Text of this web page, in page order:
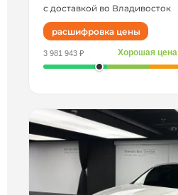
с доставкой во Владивосток
расшифровка цены
3 981 943 ₽ Хорошая цена